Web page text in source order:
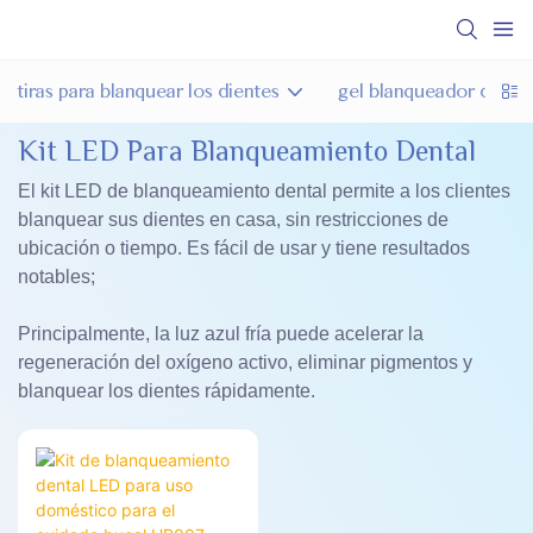
tiras para blanquear los dientes gel blanqueador de
Kit LED Para Blanqueamiento Dental
El kit LED de blanqueamiento dental permite a los clientes
blanquear sus dientes en casa, sin restricciones de
ubicación o tiempo. Es fácil de usar y tiene resultados
notables;
Principalmente, la luz azul fría puede acelerar la
regeneración del oxígeno activo, eliminar pigmentos y
blanquear los dientes rápidamente.